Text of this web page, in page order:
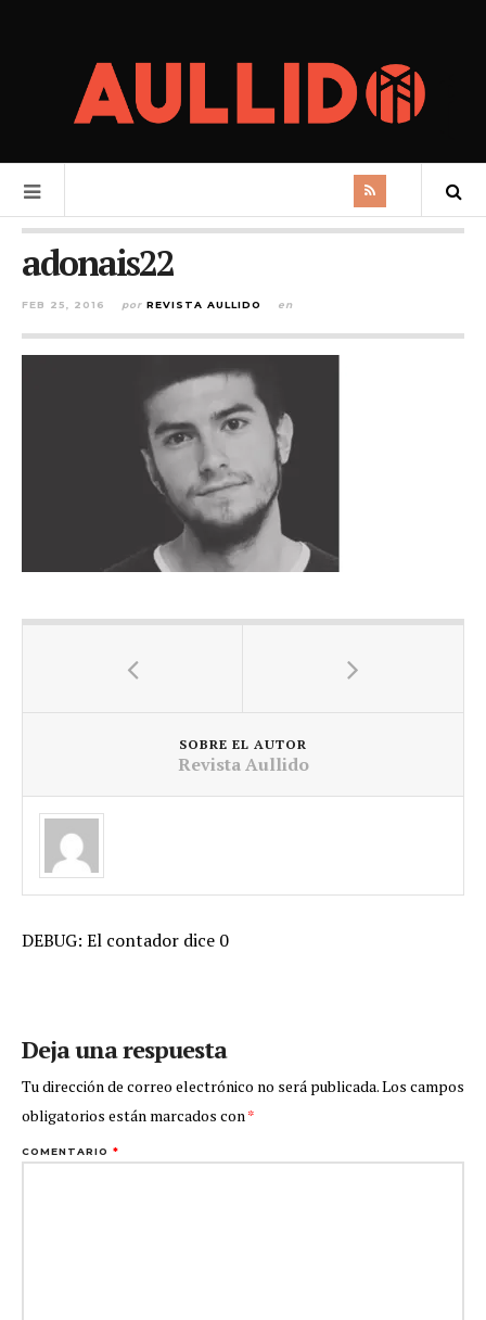
adonais22
FEB 25, 2016 por REVISTA AULLIDO en
SOBRE EL AUTOR
Revista Aullido
DEBUG: El contador dice 0
Deja una respuesta
Tu dirección de correo electrónico no será publicada.Los campos
obligatorios están marcados con*
COMENTARIO *